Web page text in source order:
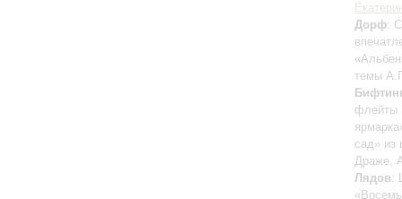
Дорф:
темы
флейты
сад» из
Драже,
Лядов: